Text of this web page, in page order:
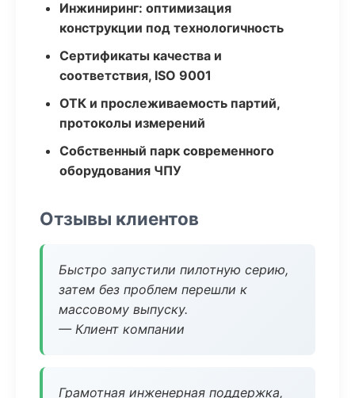
Инжиниринг: оптимизация
конструкции под технологичность
Сертификаты качества и
соответствия, ISO 9001
ОТК и прослеживаемость партий,
протоколы измерений
Собственный парк современного
оборудования ЧПУ
Отзывы клиентов
Быстро запустили пилотную серию,
затем без проблем перешли к
массовому выпуску.
— Клиент компании
Грамотная инженерная поддержка,